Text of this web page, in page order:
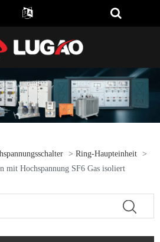
> Ring-Haupteinheit
>
mit Hochspannung SF6 Gas isoliert